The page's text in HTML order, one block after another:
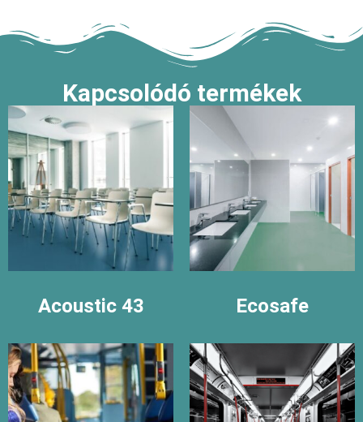
Kapcsolódó termékek
Acoustic 43 Ecosafe